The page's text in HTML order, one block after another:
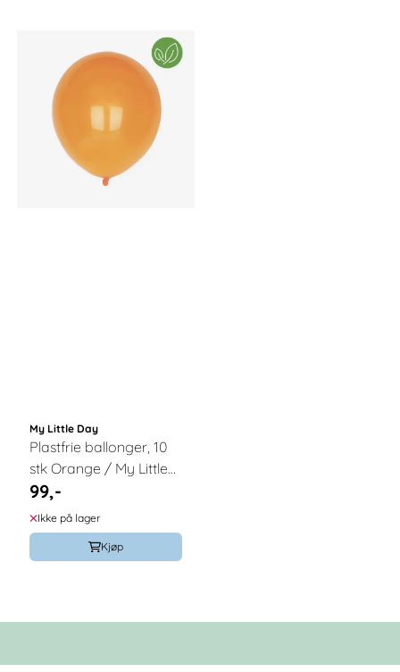
My Little Day
Plastfrie ballonger, 10
stk Orange / My Little
Day
99,-
Ikke på lager
Kjøp